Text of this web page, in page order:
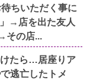
ちいただく事に
→店を出た友人
その店...
たら…居座りア
逃亡したトメ